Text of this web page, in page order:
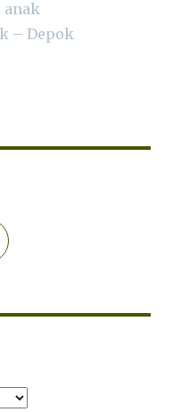
anak
– Depok